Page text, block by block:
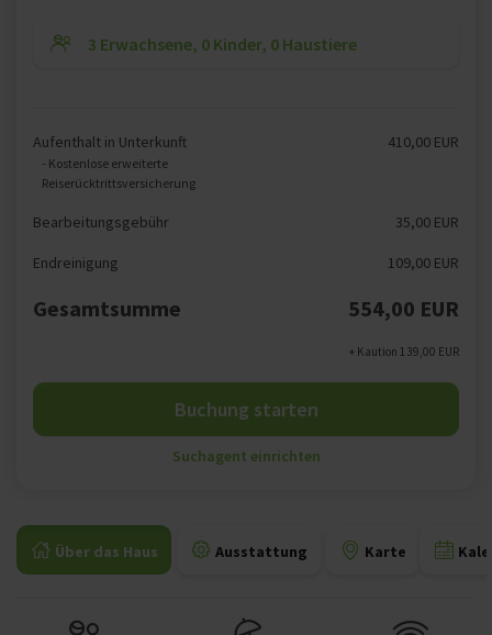
Über das Haus Ausstattung Karte
Aufenthalt in Unterkunft
- Kostenlose erweiterte
Reiserücktrittsversicherung
410,00 EUR
Bearbeitungsgebühr 35,00 EUR
Endreinigung 109,00 EUR
Gesamtsumme 554,00 EUR
+ Kaution 139,00 EUR
Buchung starten
Suchagent einrichten